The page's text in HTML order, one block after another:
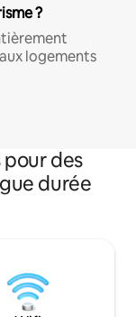
?
logements
des
durée